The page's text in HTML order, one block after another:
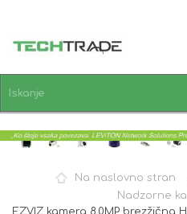
PRIJAVA
Na naslovno stran
Nadzorne
EZVIZ kamera 8.0MP brezžična